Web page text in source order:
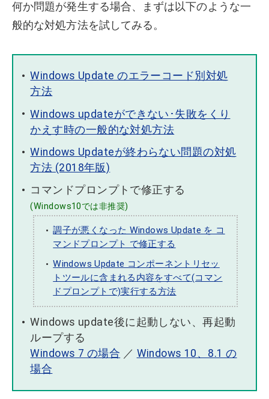
何か問題が発生する場合、まずは以下のような一
般的な対処方法を試してみる。
Windows Update のエラーコード別対処
方法
Windows updateができない･失敗をくり
かえす時の一般的な対処方法
Windows Updateが終わらない問題の対処
方法 (2018年版)
コマンドプロンプトで修正する
(Windows10では非推奨)
調子が悪くなった Windows Update を コ
マンドプロンプト で修正する
Windows Update コンポーネントリセッ
トツールに含まれる内容をすべて(コマン
ドプロンプトで)実行する方法
Windows update後に起動しない、再起動
ループする
Windows 7 の場合 ／ Windows 10、8.1 の
場合